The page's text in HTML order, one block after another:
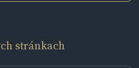
stránkach